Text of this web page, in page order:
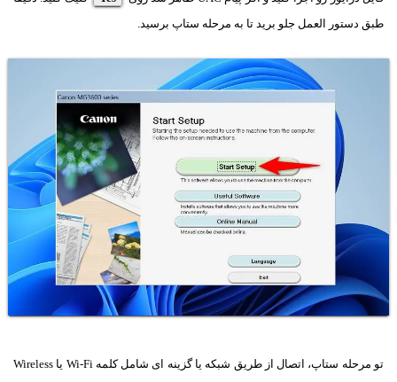
طبق دستور العمل جلو برید تا به مرحله ستاپ برسید.
تو مرحله ستاپ، اتصال از طریق شبکه یا گزینه ای شامل کلمه Wi-Fi یا Wireless